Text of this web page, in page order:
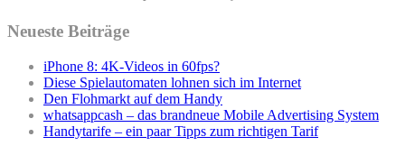
Neueste Beiträge
iPhone 8: 4K-Videos in 60fps?
Diese Spielautomaten lohnen sich im Internet
Den Flohmarkt auf dem Handy
whatsappcash – das brandneue Mobile Advertising System
Handytarife – ein paar Tipps zum richtigen Tarif